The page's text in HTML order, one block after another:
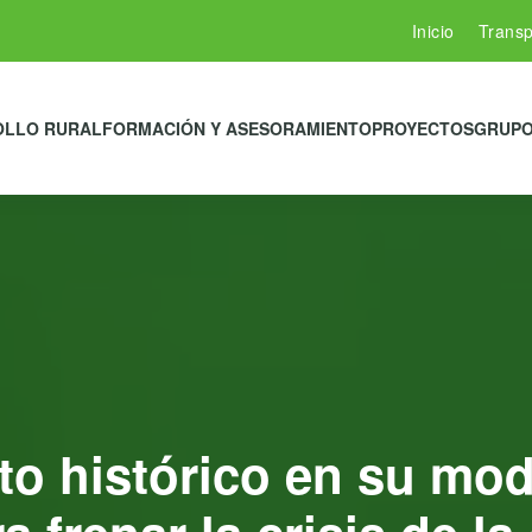
Inicio
RURALFORMACIÓN Y ASESORAMIENTOPROYECTOS
histórico en su